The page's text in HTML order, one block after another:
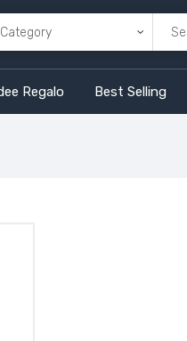
Regalo Best Selling